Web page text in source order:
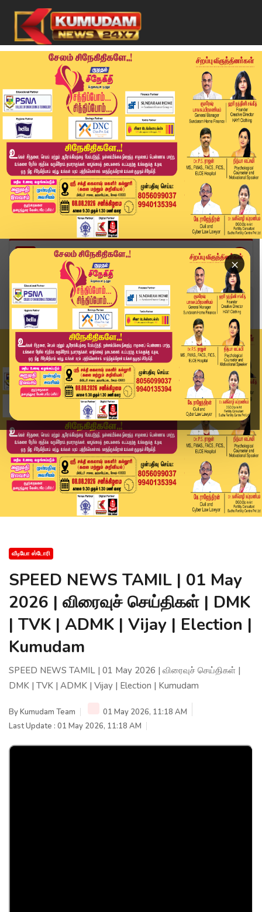
×
Home
வீடியோ ஸ்டோரி
SPEED NEWS TAMIL | 01 May 2026 | விரைவுச் செய்த...
வீடியோ ஸ்டோரி
SPEED NEWS TAMIL | 01 May
2026 | விரைவுச் செய்திகள் | DMK
| TVK | ADMK | Vijay | Election |
Kumudam
SPEED NEWS TAMIL | 01 May 2026 | விரைவுச் செய்திகள் |
DMK | TVK | ADMK | Vijay | Election | Kumudam
ByKumudam Team
01 May 2026, 11:18 AM
Last Update : 01 May 2026, 11:18 AM